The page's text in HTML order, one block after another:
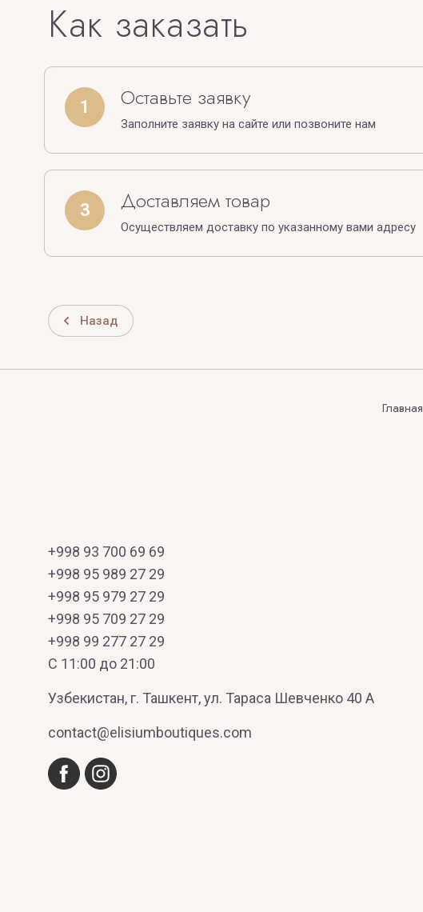
Как заказать
1 Оставьте заявку
Заполните заявку на сайте или позвоните нам
3 Доставляем товар
Осуществляем доставку по указанному вами адресу
Назад
Главная
+998 93 700 69 69
+998 95 989 27 29
+998 95 979 27 29
+998 95 709 27 29
+998 99 277 27 29
C 11:00 до 21:00
Узбекистан, г. Ташкент, ул. Тараса Шевченко 40 А
contact@elisiumboutiques.com